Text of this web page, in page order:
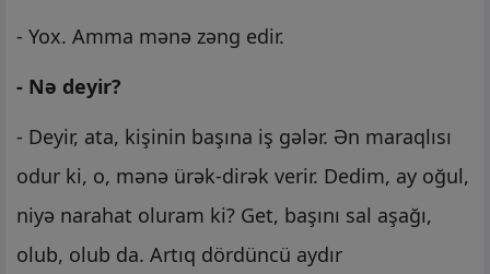
- Yox. Amma mənə zəng edir.
- Nə deyir?
- Deyir, ata, kişinin başına iş gələr. Ən maraqlısı
odur ki, o, mənə ürək-dirək verir. Dedim, ay oğul,
niyə narahat oluram ki? Get, başını sal aşağı,
olub, olub da. Artıq dördüncü aydır